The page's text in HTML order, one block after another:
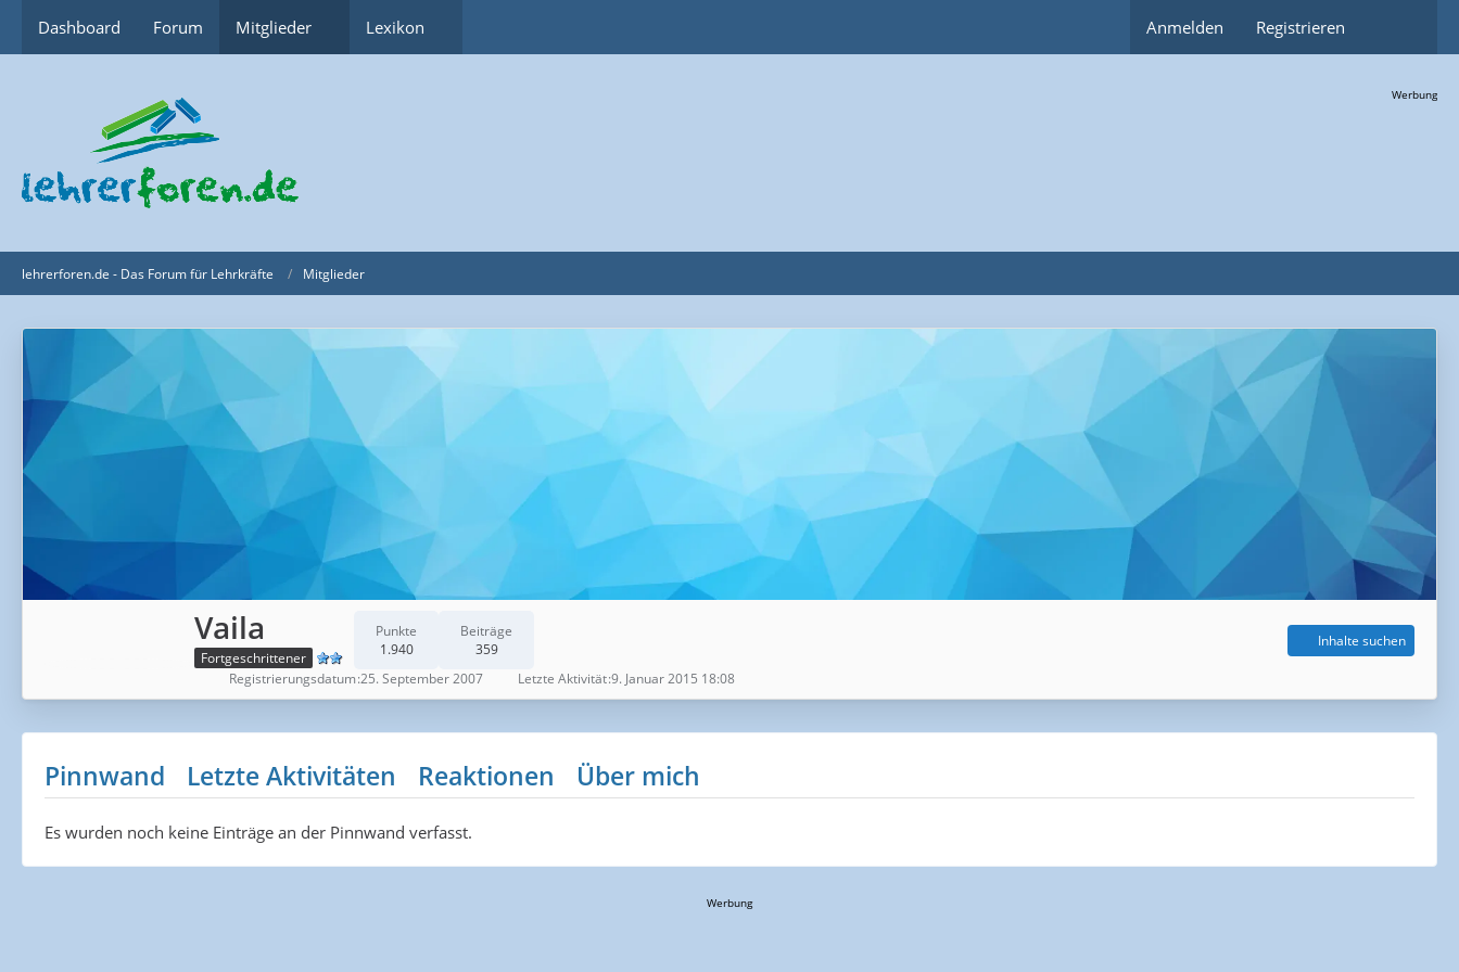
Dashboard Forum Mitglieder Lexikon Anmelden Registrieren
Werbung
lehrerforen.de - Das Forum für Lehrkräfte Mitglieder
Vaila
Fortgeschrittener
Punkte
1.940
Beiträge
359
Inhalte suchen
Registrierungsdatum 25. September 2007 Letzte Aktivität 9. Januar 2015 18:08
Pinnwand Letzte Aktivitäten Reaktionen Über mich
Es wurden noch keine Einträge an der Pinnwand verfasst.
Werbung